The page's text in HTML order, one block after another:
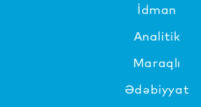
İdman
Analitik
Maraqlı
Ədəbiyyat